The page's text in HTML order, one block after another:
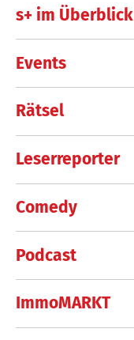
s+ im Überblick
Events
Rätsel
Leserreporter
Comedy
Podcast
ImmoMARKT